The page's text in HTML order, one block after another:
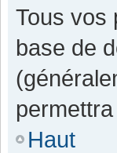
Tous vos
base de
Haut